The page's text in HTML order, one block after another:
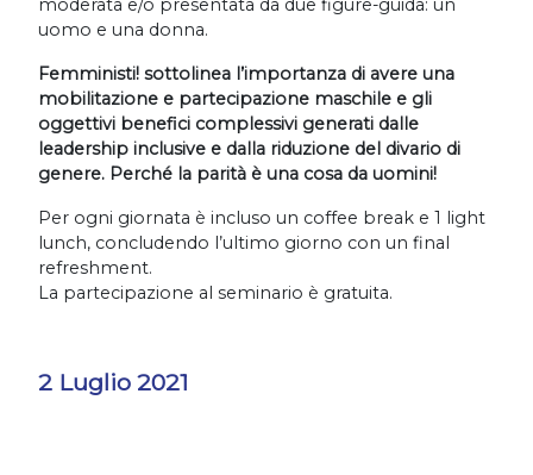
moderata e/o presentata da due figure-guida: un
uomo e una donna.
Femministi! sottolinea l’importanza di avere una
mobilitazione e partecipazione maschile e gli
oggettivi benefici complessivi generati dalle
leadership inclusive e dalla riduzione del divario di
genere. Perché la parità è una cosa da uomini!
Per ogni giornata è incluso un coffee break e 1 light
lunch, concludendo l’ultimo giorno con un final
refreshment.
La partecipazione al seminario è gratuita.
2 Luglio 2021